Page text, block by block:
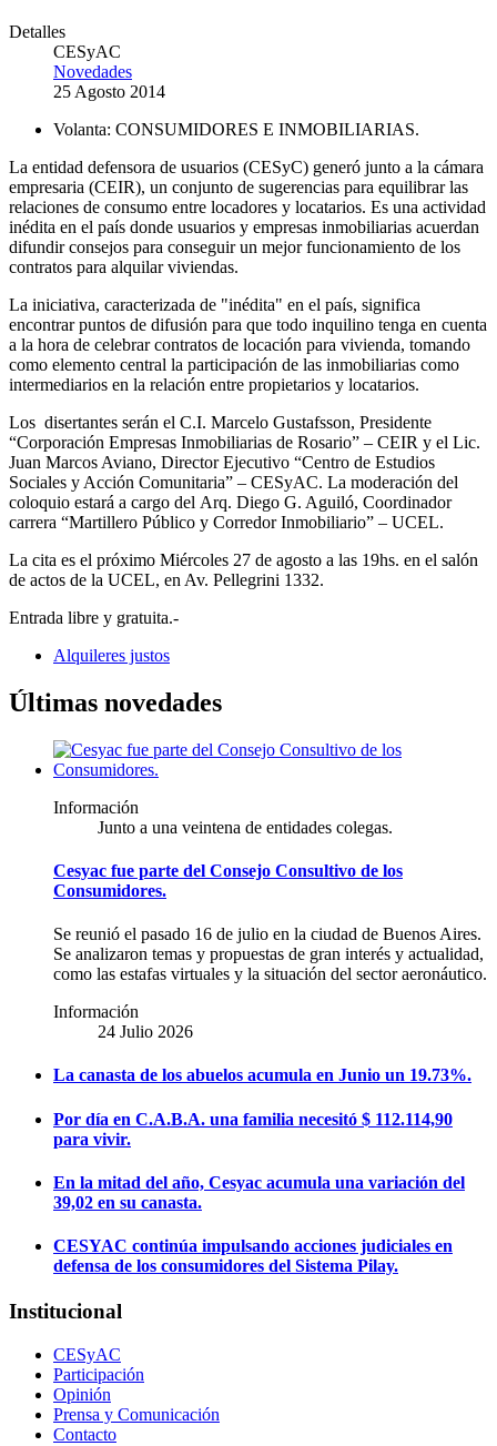
Detalles
CESyAC
Novedades
25 Agosto 2014
Volanta: CONSUMIDORES E INMOBILIARIAS.
La entidad defensora de usuarios (CESyC) generó junto a la cámara
empresaria (CEIR), un conjunto de sugerencias para equilibrar las
relaciones de consumo entre locadores y locatarios. Es una actividad
inédita en el país donde usuarios y empresas inmobiliarias acuerdan
difundir consejos para conseguir un mejor funcionamiento de los
contratos para alquilar viviendas.
La iniciativa, caracterizada de "inédita" en el país, significa
encontrar puntos de difusión para que todo inquilino tenga en cuenta
a la hora de celebrar contratos de locación para vivienda, tomando
como elemento central la participación de las inmobiliarias como
intermediarios en la relación entre propietarios y locatarios.
Los disertantes serán el C.I. Marcelo Gustafsson, Presidente
“Corporación Empresas Inmobiliarias de Rosario” – CEIR y el Lic.
Juan Marcos Aviano, Director Ejecutivo “Centro de Estudios
Sociales y Acción Comunitaria” – CESyAC. La moderación del
coloquio estará a cargo del Arq. Diego G. Aguiló, Coordinador
carrera “Martillero Público y Corredor Inmobiliario” – UCEL.
La cita es el próximo Miércoles 27 de agosto a las 19hs. en el salón
de actos de la UCEL, en Av. Pellegrini 1332.
Entrada libre y gratuita.-
Alquileres justos
Últimas novedades
Información
Junto a una veintena de entidades colegas.
Cesyac fue parte del Consejo Consultivo de los
Consumidores.
Se reunió el pasado 16 de julio en la ciudad de Buenos Aires.
Se analizaron temas y propuestas de gran interés y actualidad,
como las estafas virtuales y la situación del sector aeronáutico.
Información
24 Julio 2026
La canasta de los abuelos acumula en Junio un 19.73%.
Por día en C.A.B.A. una familia necesitó $ 112.114,90
para vivir.
En la mitad del año, Cesyac acumula una variación del
39,02 en su canasta.
CESYAC continúa impulsando acciones judiciales en
defensa de los consumidores del Sistema Pilay.
Institucional
CESyAC
Participación
Opinión
Prensa y Comunicación
Contacto